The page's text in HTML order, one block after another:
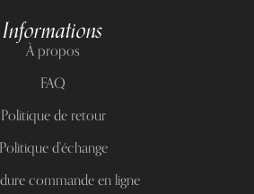
Informations
À propos
FAQ
Politique de retour
Politique d'échange
commande en ligne